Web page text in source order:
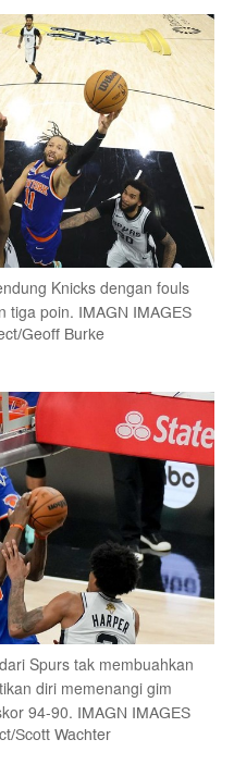
Knicks dengan fouls
tiga poin. IMAGN IMAGES
Geoff Burke
Spurs tak membuahkan
diri memenangi gim
94-90. IMAGN IMAGES
Scott Wachter